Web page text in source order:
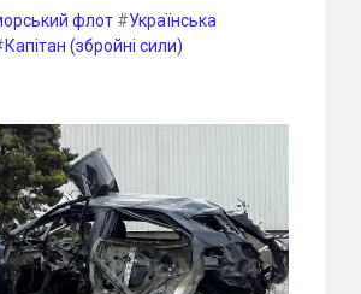
флот #Українська
Капітан (збройні сили)